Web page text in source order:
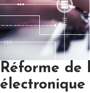
Réforme de
électronique